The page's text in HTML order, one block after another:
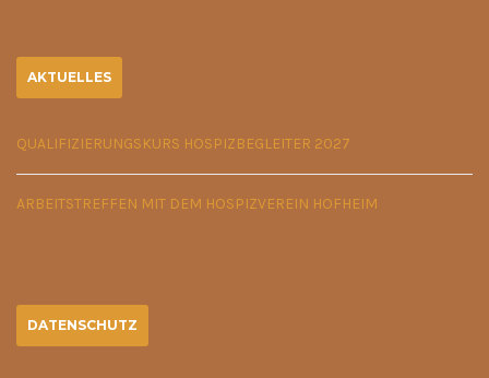
AKTUELLES
QUALIFIZIERUNGSKURS HOSPIZBEGLEITER 2027
ARBEITSTREFFEN MIT DEM HOSPIZVEREIN HOFHEIM
DATENSCHUTZ